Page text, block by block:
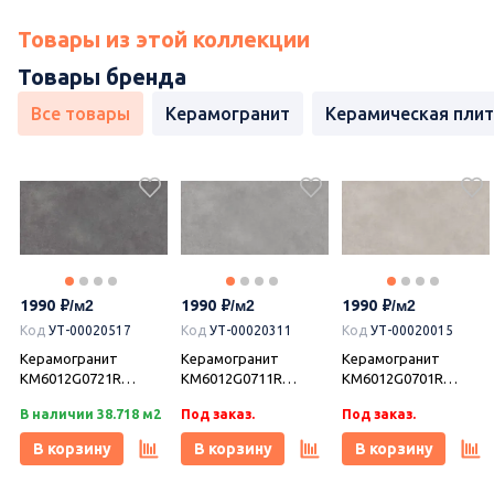
Товары из этой коллекции
Товары бренда
Все товары Керамогранит Керамическая
1990
Код УТ-00020517
Керамогранит
KM6012G0721R
темный матовый
обрезной
60x119,5x0,9, Kerama
В наличии 38.718 м2
В корзину
1990
Код УТ-00020311
Керамогранит
KM6012G0711R
матовый обрезной
60x119,5x0,9, Kerama
Marazzi (Керама
Под заказ.
В корзину
1990
Код УТ-00020015
Керамогранит
KM6012G0701R
матовый обрезной
60x119,5x0,9, Kerama
Marazzi (Керама
Под заказ.
В корзину